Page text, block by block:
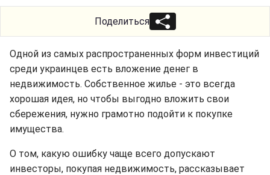
Поделиться
Одной из самых распространенных форм инвестиций
среди украинцев есть вложение денег в
недвижимость. Собственное жилье - это всегда
хорошая идея, но чтобы выгодно вложить свои
сбережения, нужно грамотно подойти к покупке
имущества.
О том, какую ошибку чаще всего допускают
инвесторы, покупая недвижимость, рассказывает